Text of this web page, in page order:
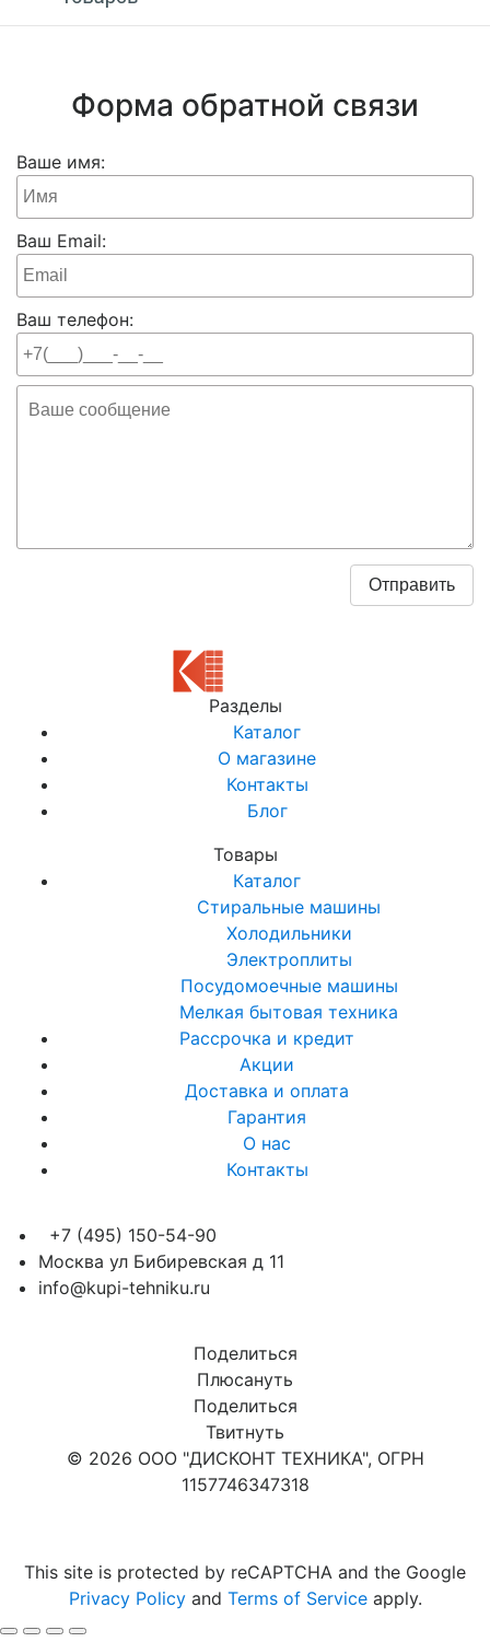
Форма обратной связи
Ваше имя:
Ваш Email:
Ваш телефон:
Разделы
Каталог
О магазине
Контакты
Блог
Товары
Каталог
Стиральные машины
Холодильники
Электроплиты
Посудомоечные машины
Мелкая бытовая техника
Рассрочка и кредит
Акции
Доставка и оплата
Гарантия
О нас
Контакты
+7 (495) 150-54-90
Москва ул Бибиревская д 11
info@kupi-tehniku.ru
Поделиться
Плюсануть
Поделиться
Твитнуть
© 2026 ООО "ДИСКОНТ ТЕХНИКА", ОГРН
1157746347318
This site is protected by reCAPTCHA and the Google
Privacy Policyand Terms of Serviceapply.